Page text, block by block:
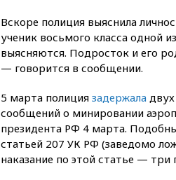
Вскоре полиция выяснила
ученик восьмого класса одной
выясняются. Подросток и его
— говорится в сообщении.
5 марта полиция задержала
сообщений о минировании
президента РФ 4 марта.
статьей 207 УК РФ (заведомо
наказание по этой статье —